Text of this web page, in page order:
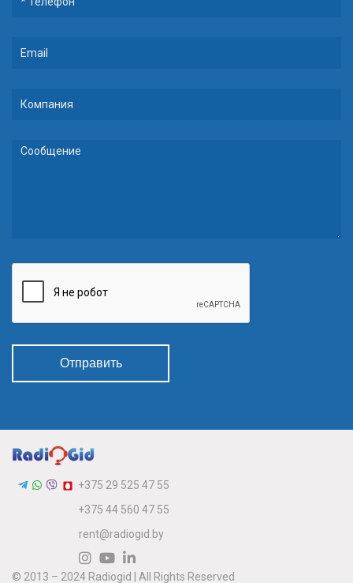
Отправить
+375 29 525 47 55
+375 44 560 47 55
rent@radiogid.by
© 2013 – 2024 Radiogid | All Rights Reserved